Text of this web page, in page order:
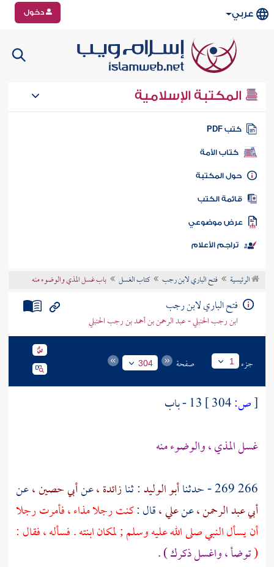
عربي دخول
المكتبة الإسلامية
كتب PDF
كتاب الأمة
المكتبة
الكتب
موضوعي
تراجم الأعلام
الرئيسية فتح الباري لابن رجب كتاب الغسل باب غسل المذي والوضوء منه
فتح الباري لابن رجب
ابن رجب الحنبلي - عبد الرحمن بن أحمد بن رجب الحنبلي
جزء 1 صفحة 304
[ص:
13 - باب
غسل المذي ، والوضوء منه
266 269 - حدثنا
أبو الوليد :ثنازائدة ،عنأبي حصين ،عن
أبي عبد الرحمن ،عنعلي ،قال :كنت رجلا مذاء ، فأمرت رجلا
أن يسأل النبي صلى الله عليه وسلم ; لمكان ابنته . فسأله ، فقال :
(توضأ ، واغسل ذكرك ) .